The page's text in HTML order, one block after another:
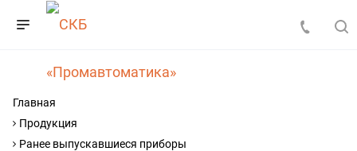
Главная
Продукция
Ранее выпускавшиеся приборы